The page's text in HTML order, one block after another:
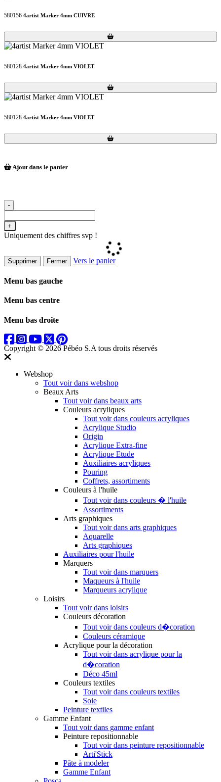
580156 4artist Marker 4mm CUIVRE
Loading...
Loading...
580128 4artist Marker 4mm VIOLET
Loading...
Loading...
580128 4artist Marker 4mm VIOLET
Loading...
Loading...
Ajout dans le panier
-
+
Uniquement des chiffres svp !
Supprimer Fermer Vers le panier
Menu bas gauche
Menu bas centre
Menu bas droite
Copyright © 2026 Pébéo S.A tous droits réservés
Webshop
Tout voir dans webshop
Beaux Arts
Tout voir dans beaux arts
Couleurs acryliques
Tout voir dans couleurs acryliques
Acrylique Studio
Origin
Acrylique Extra-fine
Acrylique Etude
Auxiliaires acryliques
Pouring
Coffrets, assortiments
Couleurs à l'huile
Tout voir dans couleurs � l'huile
Assortiments
Arts graphiques
Tout voir dans arts graphiques
Aquarelle
Arts graphiques
Auxiliaires pour l'huile
Marquers
Tout voir dans marquers
Maqueurs à l'huile
Marqueurs acrylique
Loisirs
Tout voir dans loisirs
Couleurs décoration
Tout voir dans couleurs d�coration
Couleurs céramique
Acrylique pour la décoration
Tout voir dans acrylique pour la
d�coration
Déco 45ml
Couleurs textiles
Tout voir dans couleurs textiles
Soie
Peinture textiles
Gamme Enfant
Tout voir dans gamme enfant
Peinture repositionnable
Tout voir dans peinture repositionnable
Arti'Stick
Pâte à modeler
Gamme Enfant